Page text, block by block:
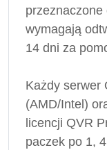
wymagają
14 dni za
Każdy serwer
(AMD/Intel)
licencji QVR
paczek po 1,